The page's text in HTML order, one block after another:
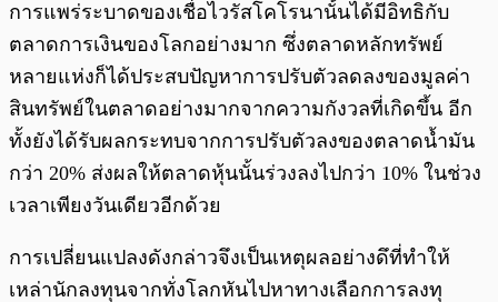
การแพร่ระบาดของเชื่อไวรัสโคโรนานั้นได้มีอิทธิกับ
ตลาดการเงินของโลกอย่างมาก ซึ่งตลาดหลักทรัพย์
หลายแห่งก็ได้ประสบปัญหาการปรับตัวลดลงของมูลค่า
สินทรัพย์ในตลาดอย่างมากจากความกังวลที่เกิดขึ้น อีก
ทั้งยังได้รับผลกระทบจากการปรับตัวลงของตลาดน้ำมัน
กว่า 20% ส่งผลให้ตลาดหุ้นนั้นร่วงลงไปกว่า 10% ในช่วง
เวลาเพียงวันเดียวอีกด้วย
การเปลี่ยนแปลงดังกล่าวจึงเป็นเหตุผลอย่างดึที่ทำให้
เหล่านักลงทุนจากทั่งโลกหันไปหาทางเลือกการลงทุ